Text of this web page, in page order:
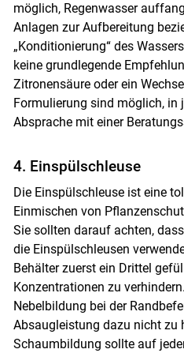
möglich, Regenwasser
Anlagen zur Aufbereitung
„Konditionierung“ des
keine grundlegende
Zitronensäure oder ein
Formulierung sind möglich, in
Absprache mit einer
4. Einspülschleuse
Die Einspülschleuse ist eine
Einmischen von
Sie sollten darauf achten,
die Einspülschleusen
Behälter zuerst ein Drittel
Konzentrationen zu
Nebelbildung bei der
Absaugleistung dazu nicht zu
Schaumbildung sollte auf